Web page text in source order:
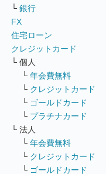
└ 銀行
FX
住宅ローン
クレジットカード
└ 個人
└ 年会費無料
└ クレジットカード
└ ゴールドカード
└ プラチナカード
└ 法人
└ 年会費無料
└ クレジットカード
└ ゴールドカード